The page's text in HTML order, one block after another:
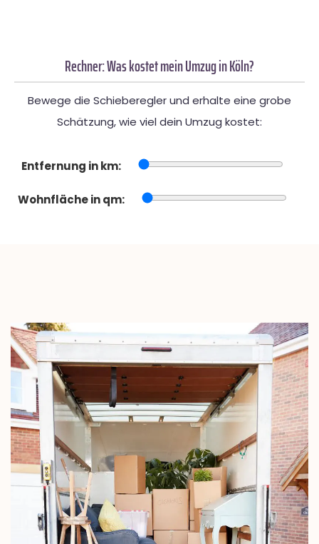
Rechner: Was kostet mein Umzug in Köln?
Bewege die Schieberegler und erhalte eine grobe
Schätzung, wie viel dein Umzug kostet:
Entfernung in km:
Wohnfläche in qm: